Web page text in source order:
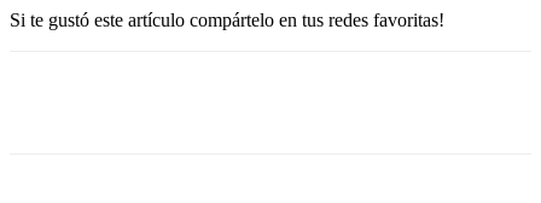
Si te gustó este artículo compártelo en tus redes favoritas!